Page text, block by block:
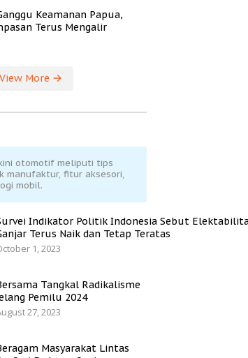
Keamanan Papua,
Terus Mengalir
View More
otomotif meliputi tips
manufaktur, fitur aksesori,
mobil.
Indikator Politik Indonesia Sebut
Terus Naik dan Tetap Teratas
1, 2023
Tangkal Radikalisme
Pemilu 2024
27, 2023
Masyarakat Lintas